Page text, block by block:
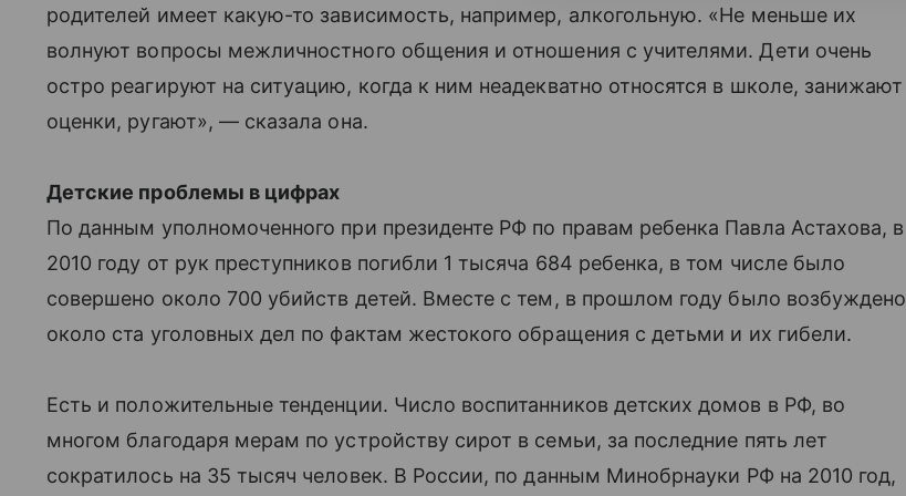
родителей имеет какую-то зависимость, например, алкогольную. «Не меньше их
волнуют вопросы межличностного общения и отношения с учителями. Дети очень
остро реагируют на ситуацию, когда к ним неадекватно относятся в школе, занижают
оценки, ругают», — сказала она.
Детские проблемы в цифрах
По данным уполномоченного при президенте РФ по правам ребенка Павла Астахова, в
2010 году от рук преступников погибли 1 тысяча 684 ребенка, в том числе было
совершено около 700 убийств детей. Вместе с тем, в прошлом году было возбуждено
около ста уголовных дел по фактам жестокого обращения с детьми и их гибели.
Есть и положительные тенденции. Число воспитанников детских домов в РФ, во
многом благодаря мерам по устройству сирот в семьи, за последние пять лет
сократилось на 35 тысяч человек. В России, по данным Минобрнауки РФ на 2010 год,